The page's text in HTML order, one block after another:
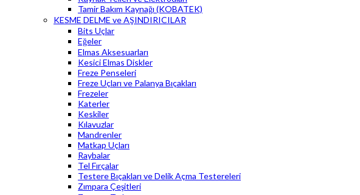
Tamir Bakım Kaynağı (KOBATEK)
KESME DELME ve AŞINDIRICILAR
Bits Uçlar
Eğeler
Elmas Aksesuarları
Kesici Elmas Diskler
Freze Penseleri
Freze Uçları ve Palanya Bıçakları
Frezeler
Katerler
Keskiler
Kılavuzlar
Mandrenler
Matkap Uçları
Raybalar
Tel Fırçalar
Testere Bıçakları ve Delik Açma Testereleri
Zımpara Çeşitleri